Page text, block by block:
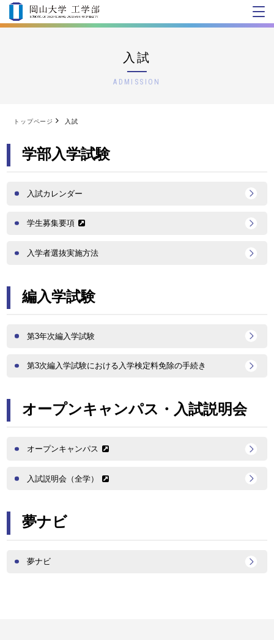
入試
ADMISSION
トップページ 入試
学部入学試験
入試カレンダー
学生募集要項
入学者選抜実施方法
編入学試験
第3年次編入学試験
第3次編入学試験における入学検定料免除の手続き
オープンキャンパス・入試説明会
オープンキャンパス
入試説明会（全学）
夢ナビ
夢ナビ